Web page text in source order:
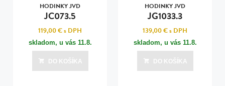
HODINKY JVD
JC073.5
119,00 €s DPH
skladom, u vás 11.8.
DO KOŠÍKA
HODINKY JVD
JG1033.3
139,00 €s DPH
skladom, u vás 11.8.
DO KOŠÍKA